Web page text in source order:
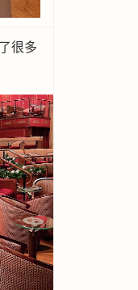
很多